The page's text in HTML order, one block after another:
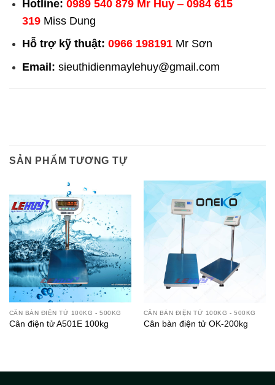
Hotline: 0989 540 879 Mr Huy– 0984 615
319 Miss Dung
Hỗ trợ kỹ thuật: 0966 198191 Mr Sơn
Email: sieuthidienmaylehuy@gmail.com
SẢN PHẨM TƯƠNG TỰ
CÂN BÀN ĐIỆN TỬ 100KG - 500KG
Cân điện tử A501E 100kg
CÂN BÀN ĐIỆN TỬ 100KG - 500KG
Cân bàn điện tử OK-200kg